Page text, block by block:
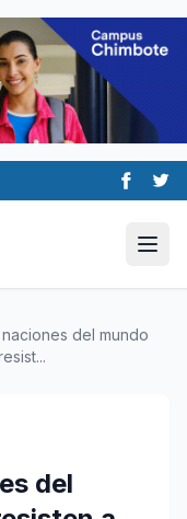
del mundo
del